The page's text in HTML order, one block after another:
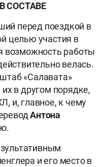
СОСТАВЕ
перед поездкой в
целью участия в
возможность работы
велась.
«Салавата»
в другом порядке,
и, главное, к чему
Антона
и его место в